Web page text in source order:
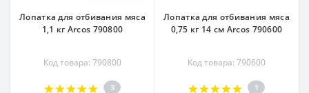
Лопатка для отбивания мяса
1,1 кг Arcos 790800
Код товара: 790800
3
Лопатка для отбивания мяса
0,75 кг 14 см Arcos 790600
Код товара: 790600
1